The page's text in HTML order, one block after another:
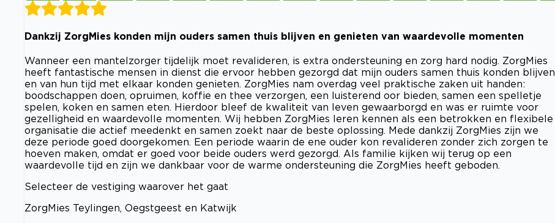
Dankzij ZorgMies konden mijn ouders samen thuis blijven en genieten van waardevolle momenten
Wanneer een mantelzorger tijdelijk moet revalideren, is extra ondersteuning en zorg hard nodig. ZorgMies
heeft fantastische mensen in dienst die ervoor hebben gezorgd dat mijn ouders samen thuis konden blijven
en van hun tijd met elkaar konden genieten. ZorgMies nam overdag veel praktische zaken uit handen:
boodschappen doen, opruimen, koffie en thee verzorgen, een luisterend oor bieden, samen een spelletje
spelen, koken en samen eten. Hierdoor bleef de kwaliteit van leven gewaarborgd en was er ruimte voor
gezelligheid en waardevolle momenten. Wij hebben ZorgMies leren kennen als een betrokken en flexibele
organisatie die actief meedenkt en samen zoekt naar de beste oplossing. Mede dankzij ZorgMies zijn we
deze periode goed doorgekomen. Een periode waarin de ene ouder kon revalideren zonder zich zorgen te
hoeven maken, omdat er goed voor beide ouders werd gezorgd. Als familie kijken wij terug op een
waardevolle tijd en zijn we dankbaar voor de warme ondersteuning die ZorgMies heeft geboden.
Selecteer de vestiging waarover het gaat
ZorgMies Teylingen, Oegstgeest en Katwijk